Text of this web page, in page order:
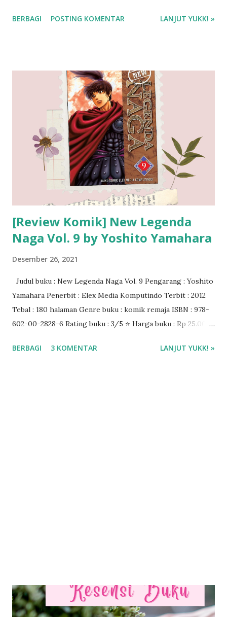
❤️❤️
BERBAGI POSTING KOMENTAR LANJUT YUKK! »
[Review Komik] New Legenda
Naga Vol. 9 by Yoshito Yamahara
Desember 26, 2021
Judul buku : New Legenda Naga Vol. 9 Pengarang : Yoshito
Yamahara Penerbit : Elex Media Komputindo Terbit : 2012
Tebal : 180 halaman Genre buku : komik remaja ISBN : 978-
602-00-2828-6 Rating buku : 3/5 ⭐ Harga buku : Rp 25.000
BERBAGI 3 KOMENTAR LANJUT YUKK! »